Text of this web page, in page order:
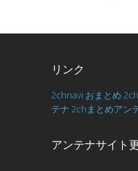
リンク
2chnavi おまとめ
テナ 2chまとめアン
アンテナサイト